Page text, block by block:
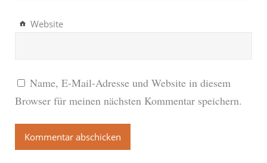
Website
Name, E-Mail-Adresse und Website in diesem
Browser für meinen nächsten Kommentar speichern.